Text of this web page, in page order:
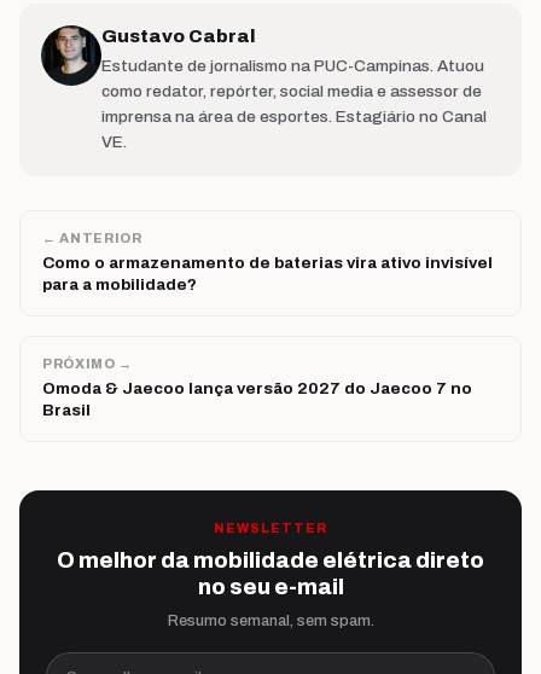
Gustavo Cabral
Estudante de jornalismo na PUC-Campinas. Atuou
como redator, repórter, social media e assessor de
imprensa na área de esportes. Estagiário no Canal
VE.
← ANTERIOR
Como o armazenamento de baterias vira ativo invisível
para a mobilidade?
PRÓXIMO →
Omoda & Jaecoo lança versão 2027 do Jaecoo 7 no
Brasil
NEWSLETTER
O melhor da mobilidade elétrica direto
no seu e-mail
Resumo semanal, sem spam.
Seu melhor e-mail